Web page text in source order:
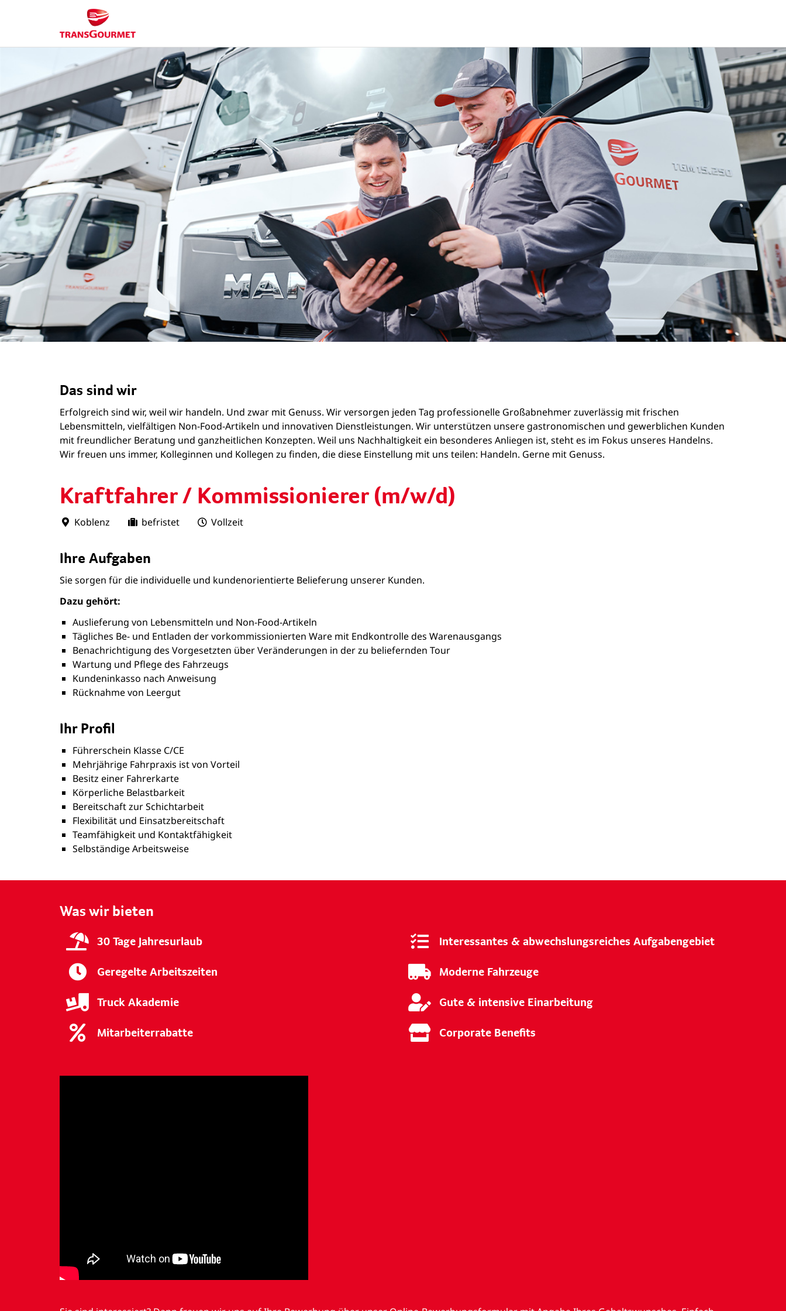
Kraftfahrer / Kommissionierer (m/w/d)
Koblenz befristet Vollzeit
Das sind wir
Erfolgreich sind wir, weil wir handeln. Und zwar mit Genuss. Wir versorgen jeden Tag professionelle Großabnehmer zuverlässig mit frischen
Lebensmitteln, vielfältigen Non-Food-Artikeln und innovativen Dienstleistungen. Wir unterstützen unsere gastronomischen und gewerblichen Kunden
mit freundlicher Beratung und ganzheitlichen Konzepten. Weil uns Nachhaltigkeit ein besonderes Anliegen ist, steht es im Fokus unseres Handelns.
Wir freuen uns immer, Kolleginnen und Kollegen zu finden, die diese Einstellung mit uns teilen: Handeln. Gerne mit Genuss.
Ihre Aufgaben
Sie sorgen für die individuelle und kundenorientierte Belieferung unserer Kunden.
Dazu gehört:
Auslieferung von Lebensmitteln und Non-Food-Artikeln
Tägliches Be- und Entladen der vorkommissionierten Ware mit Endkontrolle des Warenausgangs
Benachrichtigung des Vorgesetzten über Veränderungen in der zu beliefernden Tour
Wartung und Pflege des Fahrzeugs
Kundeninkasso nach Anweisung
Rücknahme von Leergut
Ihr Profil
Führerschein Klasse C/CE
Mehrjährige Fahrpraxis ist von Vorteil
Besitz einer Fahrerkarte
Körperliche Belastbarkeit
Bereitschaft zur Schichtarbeit
Flexibilität und Einsatzbereitschaft
Teamfähigkeit und Kontaktfähigkeit
Selbständige Arbeitsweise
Was wir bieten
30 Tage Jahresurlaub Interessantes & abwechslungsreiches Aufgabengebiet
Geregelte Arbeitszeiten Moderne Fahrzeuge
Truck Akademie Gute & intensive Einarbeitung
Mitarbeiterrabatte Corporate Benefits